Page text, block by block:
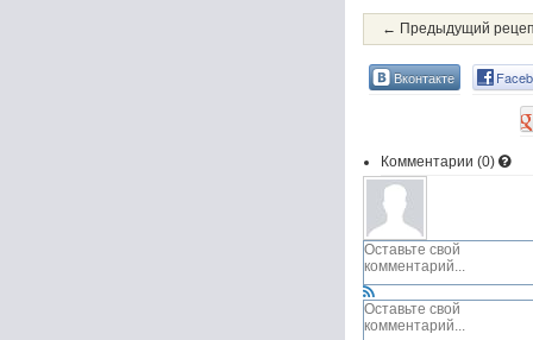
← Предыдущий
Вконтакте
Комментарии (0)